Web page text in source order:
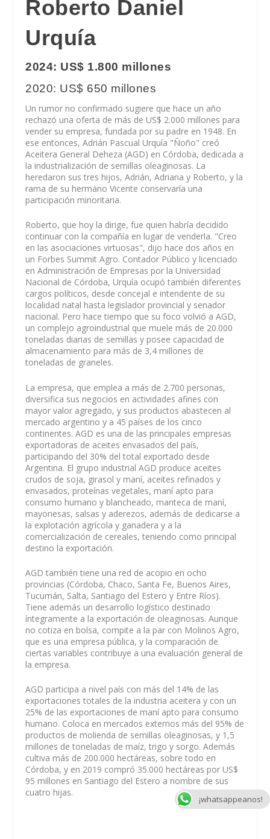
Roberto Daniel
Urquía
2024: US$ 1.800 millones
2020: US$ 650 millones
Un rumor no confirmado sugiere que hace un año
rechazó una oferta de más de US$ 2.000 millones para
vender su empresa, fundada por su padre en 1948. En
ese entonces, Adrián Pascual Urquía "Ñoño" creó
Aceitera General Deheza (AGD) en Córdoba, dedicada a
la industrialización de semillas oleaginosas. La
heredaron sus tres hijos, Adrián, Adriana y Roberto, y la
rama de su hermano Vicente conservaría una
participación minoritaria.
Roberto, que hoy la dirige, fue quien habría decidido
continuar con la compañía en lugar de venderla. "Creo
en las asociaciones virtuosas", dijo hace dos años en
un Forbes Summit Agro. Contador Público y licenciado
en Administración de Empresas por la Universidad
Nacional de Córdoba, Urquía ocupó también diferentes
cargos políticos, desde concejal e intendente de su
localidad natal hasta legislador provincial y senador
nacional. Pero hace tiempo que su foco volvió a AGD,
un complejo agroindustrial que muele más de 20.000
toneladas diarias de semillas y posee capacidad de
almacenamiento para más de 3,4 millones de
toneladas de graneles.
La empresa, que emplea a más de 2.700 personas,
diversifica sus negocios en actividades afines con
mayor valor agregado, y sus productos abastecen al
mercado argentino y a 45 países de los cinco
continentes. AGD es una de las principales empresas
exportadoras de aceites envasados del país,
participando del 30% del total exportado desde
Argentina. El grupo industrial AGD produce aceites
crudos de soja, girasol y maní, aceites refinados y
envasados, proteínas vegetales, maní apto para
consumo humano y blancheado, manteca de maní,
mayonesas, salsas y aderezos, además de dedicarse a
la explotación agrícola y ganadera y a la
comercialización de cereales, teniendo como principal
destino la exportación.
AGD también tiene una red de acopio en ocho
provincias (Córdoba, Chaco, Santa Fe, Buenos Aires,
Tucumán, Salta, Santiago del Estero y Entre Ríos).
Tiene además un desarrollo logístico destinado
íntegramente a la exportación de oleaginosas. Aunque
no cotiza en bolsa, compite a la par con Molinos Agro,
que es una empresa pública, y la comparación de
ciertas variables contribuye a una evaluación general de
la empresa.
AGD participa a nivel país con más del 14% de las
exportaciones totales de la industria aceitera y con un
25% de las exportaciones de maní apto para consumo
humano. Coloca en mercados externos más del 95% de
productos de molienda de semillas oleaginosas, y 1,5
millones de toneladas de maíz, trigo y sorgo. Además
cultiva más de 200.000 hectáreas, sobre todo en
Córdoba, y en 2019 compró 35.000 hectáreas por US$
95 millones en Santiago del Estero a nombre de sus
cuatro hijas.
¡whatsappeanos!